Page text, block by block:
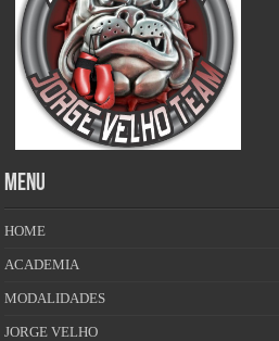
MENU
HOME
ACADEMIA
MODALIDADES
JORGE VELHO